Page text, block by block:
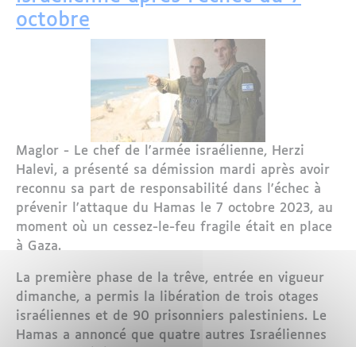
octobre
Maglor - Le chef de l'armée israélienne, Herzi
Halevi, a présenté sa démission mardi après avoir
reconnu sa part de responsabilité dans l'échec à
prévenir l'attaque du Hamas le 7 octobre 2023, au
moment où un cessez-le-feu fragile était en place
à Gaza.
La première phase de la trêve, entrée en vigueur
dimanche, a permis la libération de trois otages
israéliennes et de 90 prisonniers palestiniens. Le
Hamas a annoncé que quatre autres Israéliennes